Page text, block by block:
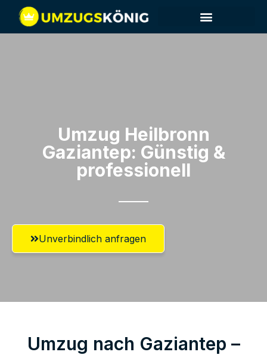
Umzug Heilbronn​
Gaziantep: Günstig &
professionell​
Unverbindlich anfragen
Umzug nach Gaziantep –